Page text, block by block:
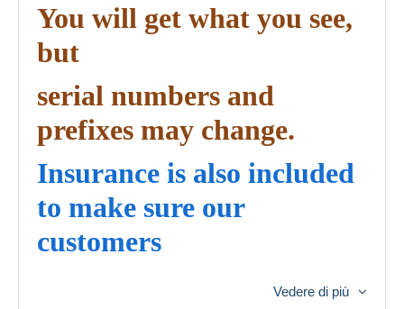
You will get what you see,
but
serial numbers and
prefixes may change.
Insurance is also included
to make sure our
customers
have a smooth and worry-
Vedere di più